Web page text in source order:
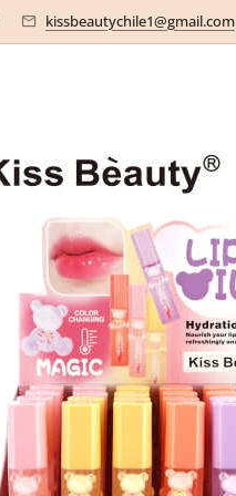
kissbeautychile1@gmail.com